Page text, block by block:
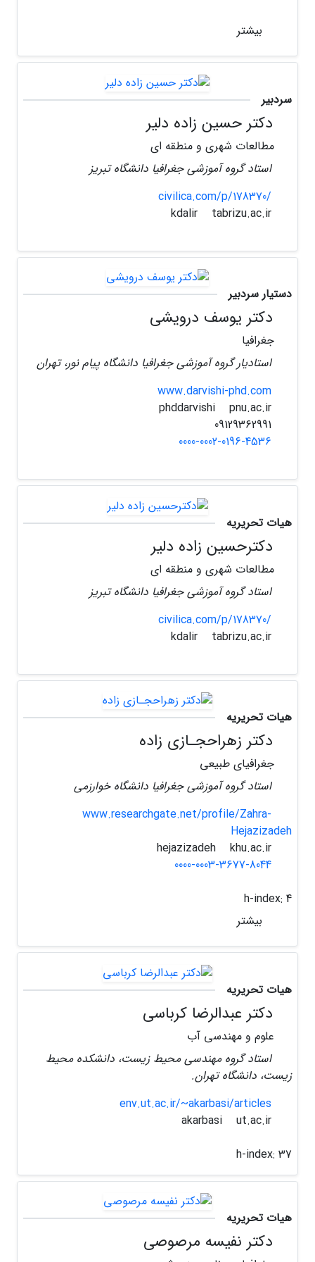
بیشتر
سردبیر
دکتر حسین زاده دلیر
مطالعات شهری و منطقه ای
استاد گروه آموزشی جغرافیا دانشگاه تبریز
civilica.com/p/178370/
tabrizu.ac.ir
دستیار سردبیر
دکتر یوسف درویشی
جغرافیا
استادیار گروه آموزشی جغرافیا دانشگاه پیام نور، تهران
www.darvishi-phd.com
pnu.ac.ir
0000-0002-0196-4536
هیات تحریریه
دکترحسین زاده دلیر
مطالعات شهری و منطقه ای
استاد گروه آموزشی جغرافیا دانشگاه تبریز
civilica.com/p/178370/
tabrizu.ac.ir
هیات تحریریه
دکتر زهراحجـازی زاده
جغرافیای طبیعی
استاد گروه آموزشی جغرافیا دانشگاه خوارزمی
www.researchgate.net/profile/Zahra-
Hejazizadeh
khu.ac.ir
0000-0003-3677-8044
h-index: 4
بیشتر
هیات تحریریه
دکتر عبدالرضا کرباسی
علوم و مهندسی آب
استاد گروه مهندسی محیط زیست، دانشکده محیط
زیست، دانشگاه تهران.
env.ut.ac.ir/~akarbasi/articles
ut.ac.ir
h-index: 37
هیات تحریریه
دکتر نفیسه مرصوصی